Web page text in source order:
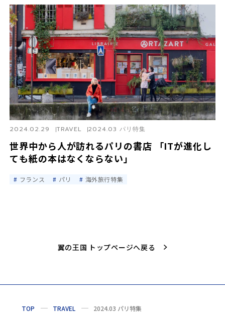
世界中から人が訪れるパリの書店 「ITが進化し
ても紙の本はなくならない」
2024.02.29 TRAVEL 2024.03 パリ特集
フランス パリ 海外旅行特集
翼の王国 トップページへ戻る
TOP TRAVEL 2024.03 パリ特集